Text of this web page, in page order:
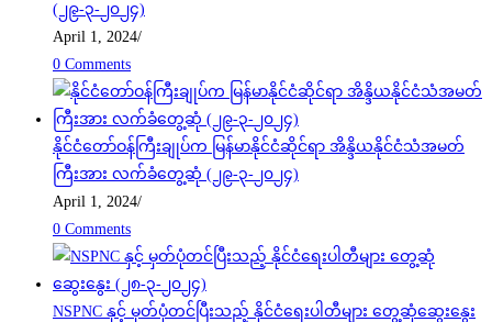
(၂၉-၃-၂၀၂၄)
April 1, 2024/
0 Comments
နိုင်ငံတော်ဝန်ကြီးချုပ်က မြန်မာနိုင်ငံဆိုင်ရာ အိန္ဒိယနိုင်ငံသံအမတ်
ကြီးအား လက်ခံတွေ့ဆုံ (၂၉-၃-၂၀၂၄)
April 1, 2024/
0 Comments
NSPNC နှင့် မှတ်ပုံတင်ပြီးသည့် နိုင်ငံရေးပါတီများ တွေ့ဆုံဆွေးနွေး